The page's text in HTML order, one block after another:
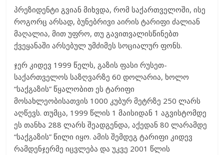
პრეზიდენტი გვიან მიხვდა, რომ საქართველოში, ისე
როგორც არსად, ბუნებრივი აირის ტარიფი ძალიან
მაღალია, მით უფრო, თუ გავითვალისწინებთ
ქვეყანაში არსებულ უმძიმეს სოციალურ ფონს.
ჯერ კიდევ 1999 წელს, გაზის ფასი რუსეთ-
საქართველოს საზღვარზე 60 დოლარია, ხოლო
“საქგაზის” წყალობით ეს ტარიფი
მოსახლეობისათვის 1000 კუბურ მეტრზე 250 ლარს
აღწევს. თუმცა, 1999 წლის 1 მაისიდან 1 აგვისტომდე
ეს თანხა 288 ლარს შეადგენდა, აქედან 80 ლარამდე
“საქგაზის” წილი იყო. ამის შემდეგ ტარიფი კიდევ
რამდენჯერმე იცვლება და უკვე 2001 წლის